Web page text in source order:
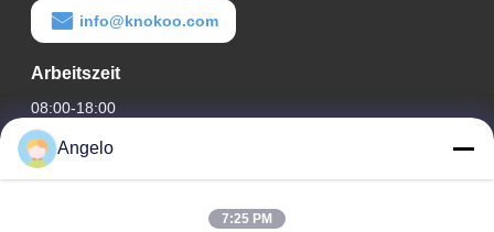
info@knokoo.com
Arbeitszeit
08:00-18:00
Unsere Adresse
Angelo
7:25 PM